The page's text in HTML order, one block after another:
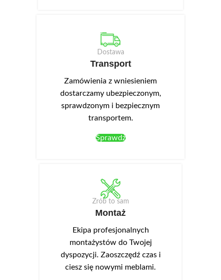
Dostawa
Transport
Zamówienia z wniesieniem
dostarczamy ubezpieczonym,
sprawdzonym i bezpiecznym
transportem.
Sprawdź
Zrób to sam
Montaż
Ekipa profesjonalnych
montażystów do Twojej
dyspozycji. Zaoszczędź czas i
ciesz się nowymi meblami.